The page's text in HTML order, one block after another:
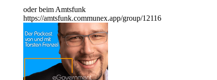
oder beim Amtsfunk
https://amtsfunk.communex.app/group/12116